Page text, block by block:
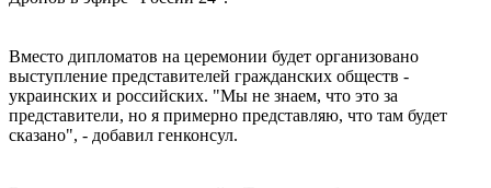
Вместо дипломатов на церемонии будет организовано
выступление представителей гражданских обществ -
украинских и российских. "Мы не знаем, что это за
представители, но я примерно представляю, что там будет
сказано", - добавил генконсул.